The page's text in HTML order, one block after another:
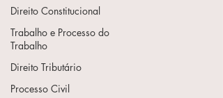
Direito Constitucional
Trabalho e Processo do
Trabalho
Direito Tributário
Processo Civil